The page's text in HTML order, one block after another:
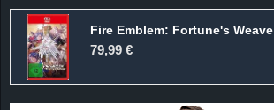
Fire Emblem: Fortune's Weave
79,99 €